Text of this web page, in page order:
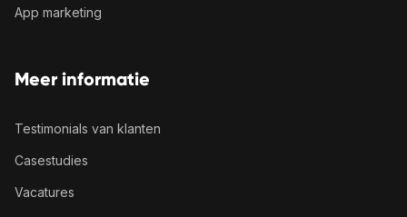
App marketing
Meer informatie
Testimonials van klanten
Casestudies
Vacatures